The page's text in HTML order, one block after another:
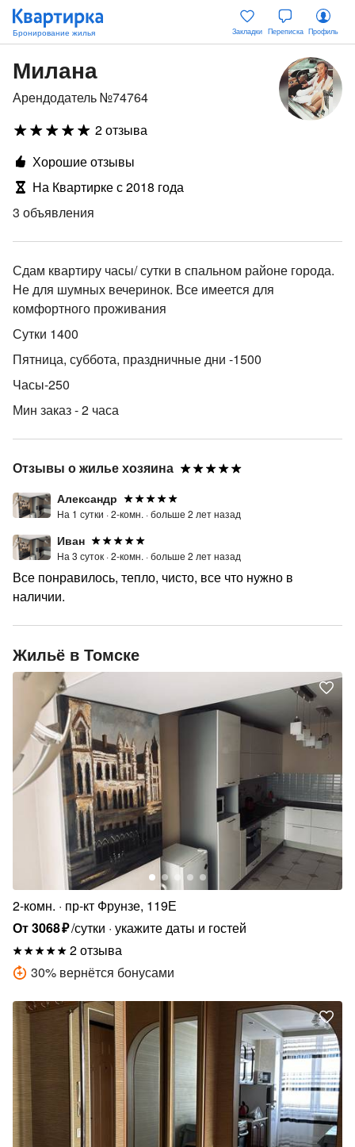
Закладки Переписка Профиль
Милана
Арендодатель №74764
2 отзыва
Хорошие отзывы
На Квартирке с 2018 года
3 объявления
Сдам квартиру часы/ сутки в спальном районе города.
Не для шумных вечеринок. Все имеется для
комфортного проживания
Сутки 1400
Пятница, суббота, праздничные дни -1500
Часы-250
Мин заказ - 2 часа
Отзывы о жилье хозяина
Александр
На 1 сутки ·2-комн. ·больше 2 лет назад
Иван
На 3 суток ·2-комн. ·больше 2 лет назад
Все понравилось, тепло, чисто, все что нужно в
наличии.
Жильё в Томске
2-комн.
пр-кт Фрунзе, 119Е
От3068₽/сутки укажите даты и гостей
2 отзыва
30% вернётся бонусами